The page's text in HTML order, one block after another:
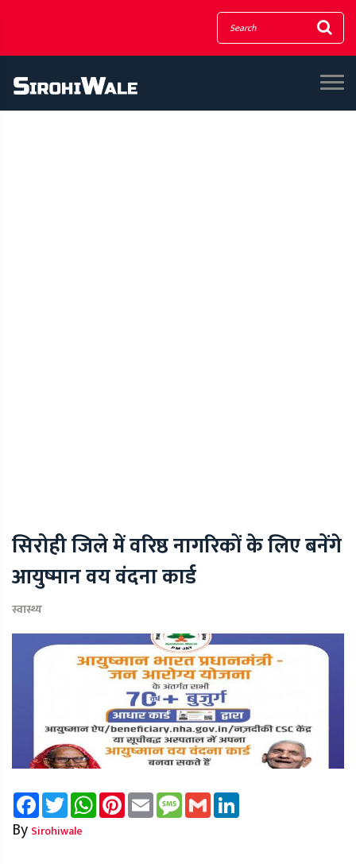
सिरोही जिले में वरिष्ठ नागरिकों के लिए बनेंगे
आयुष्मान वय वंदना कार्ड
स्वास्थ्य
FacebookTwitterWhatsAppPinterest
Email Message
Gmail
By Sirohiwale